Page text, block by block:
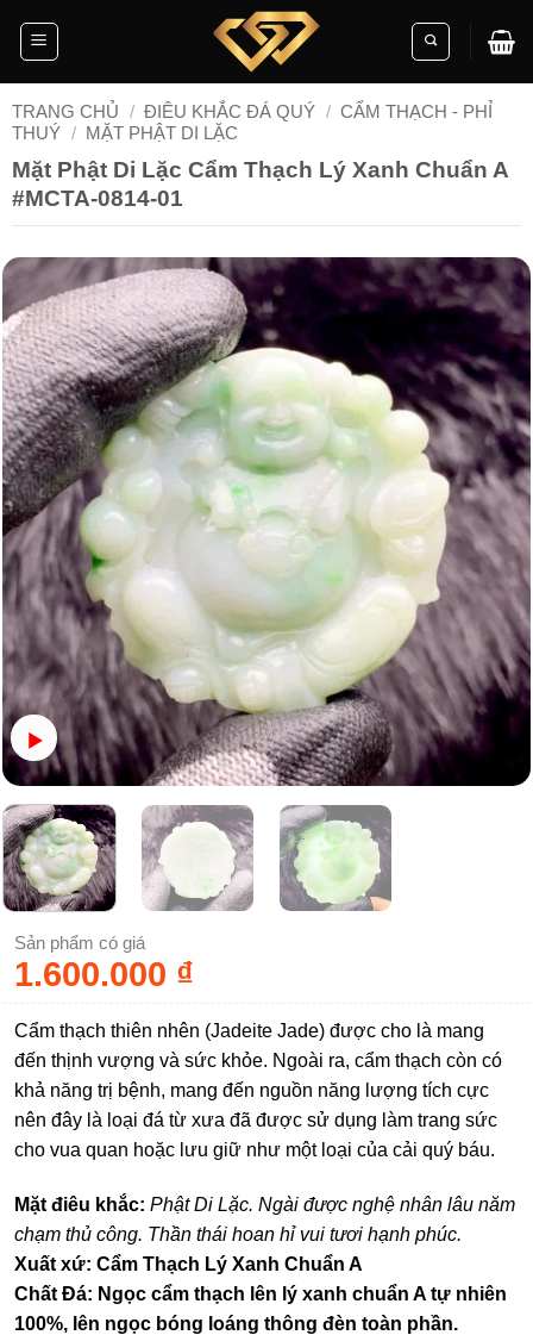
TRANG CHỦ / ĐIÊU KHẮC ĐÁ QUÝ / CẨM THẠCH - PHỈ
THUÝ / MẶT PHẬT DI LẶC
Mặt Phật Di Lặc Cẩm Thạch Lý Xanh Chuẩn A
#MCTA-0814-01
Sản phẩm có giá
1.600.000 ₫
Cẩm thạch thiên nhên (Jadeite Jade) được cho là mang
đến thịnh vượng và sức khỏe. Ngoài ra, cẩm thạch còn có
khả năng trị bệnh, mang đến nguồn năng lượng tích cực
nên đây là loại đá từ xưa đã được sử dụng làm trang sức
cho vua quan hoặc lưu giữ như một loại của cải quý báu.
Mặt điêu khắc: Phật Di Lặc. Ngài được nghệ nhân lâu năm
chạm thủ công. Thần thái hoan hỉ vui tươi hạnh phúc.
Xuất xứ: Cẩm Thạch Lý Xanh Chuẩn A
Chất Đá: Ngọc cẩm thạch lên lý xanh chuẩn A tự nhiên
100%, lên ngọc bóng loáng thông đèn toàn phần.